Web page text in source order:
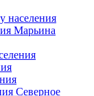
населения
Марьина
Северное